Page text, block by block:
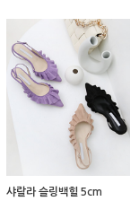
샤랄라 슬링백힐 5cm